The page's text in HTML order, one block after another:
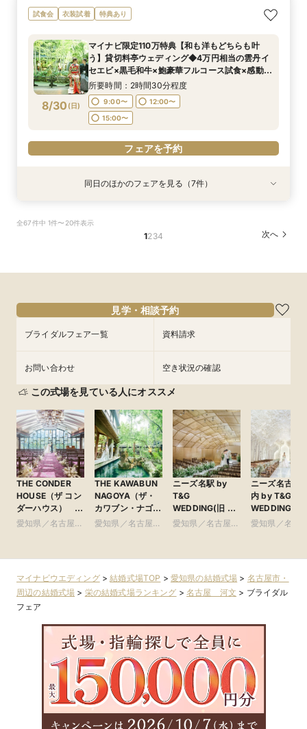
8/29(土)
【マイナビ限定】400年の歴史を紡ぐ◆感動の石
舞台挙式体験✕和も洋も叶う貸切料亭W！絶品和
所要時間：2時間30分程度
9:00〜
12:00〜
15:00〜
フェアを予約
8/29(土)
《親御様限定フェア》お子様の代わりに会場見学
からご相談まで◎
9:00〜
12:00〜
15:00〜
フェアを予約
8/29(土)
マイナビ限定【料理重視の方へ】料亭の味を実体
験◎近江牛×海老含む豪華4万試食
9:00〜
12:00〜
15:00〜
フェアを予約
8/29(土)
マイナビ限定【90分でまるごと見学】ドレス×試
食×会場案内◆クイック相談
9:00〜
12:00〜
15:00〜
フェアを予約
8/29(土)
マイナビ限定【初見学で6万円ギフト】老舗料亭
を貸切&本物の緑×開放感×料理
9:00〜
12:00〜
15:00〜
フェアを予約
8/29(土)
マイナビ限定【6名より可】10名69万円～無料試
食付き少人数婚プラン相談会
9:00〜
12:00〜
15:00〜
フェアを予約
8/29(土)
【自宅で安心◎フェア参加】オンライン会場見学
×見積もり相談 #日程・人数未定の相談も歓迎!
10:00〜
13:00〜
16:00〜
フェアを予約
試食会 衣装試着 特典あり
8/30 (日)
マイナビ限定110万特典【和も洋もどちらも叶
う】貸切料亭ウェディング◆4万円相当の雲丹イ
セエビ×黒毛和牛×鮑豪華フルコース試食×感動の
石舞台挙式体験◆料理・装花・会場費から最大
110万円のご優待付き
所要時間：2時間30分程度
9:00〜
12:00〜
15:00〜
フェアを予約
衣装試着 特典あり 動画あり
8/30
舞台挙式体験✕和も洋も叶う貸切料亭W！絶品和
牛＆イセエビ豪華試食✕最大150万特典
9:00〜
12:00〜
フェアを予約
衣装試着 特典あり
8/30
からご相談まで◎
フェアを予約
衣装試着 特典あり
8/30
験◎近江牛×海老含む豪華4万試食
フェアを予約
衣装試着 特典あり
8/30
を貸切&本物の緑×開放感×料理
フェアを予約
衣装試着 特典あり
8/30
食×会場案内★クイック相談会
フェアを予約
特典あり
8/30
×見積もり相談 #日程・人数未定の相談も歓迎!
フェアを予約
衣装試着 特典あり
8/30
食付き少人数婚プラン相談会
フェアを予約
同日のほかのフェアを見る（7件）
全67件中 1件〜20件表示
1234 次へ
見学・相談予約
ブライダルフェア一覧 資料請求
お問い合わせ 空き状況の確認
この式場を見ている人にオススメ
THE CONDER
HOUSE（ザ コン
ダーハウス）
●Plan・Do・See
愛知県／名古屋
THE KAWABUN
NAGOYA（ザ・
カワブン・ナゴ
ヤ） ●Plan・
愛知県／名古屋
ニーズ名駅 by
T&G
WEDDING(旧 イ
ンフィニート 名
愛知県／名古屋
ニーズ名古屋
内 by T&G
WEDDING(旧
リフォーリア
愛知県／名古
マイナビウエディング>結婚式場TOP > 愛知県の結婚式場 > 名古屋市・
周辺の結婚式場 > 栄の結婚式場ランキング >名古屋 河文 > ブライダル
フェア